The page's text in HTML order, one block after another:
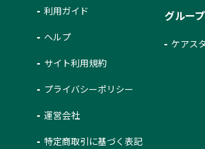
利用ガイド
ヘルプ
サイト利用規約
プライバシーポリシー
運営会社
特定商取引に基づく表記
グルー
ケアス